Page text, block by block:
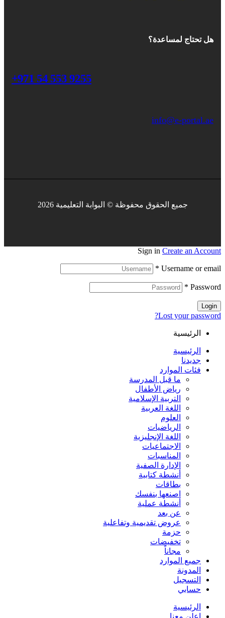
هل تحتاج لمساعدة؟
+971 54 553 9255
info@e-portal.ae
جميع الحقوق محفوظة © البوابة التعليمية 2026
Sign in Create an Account
Username or email
*
Password
*
Login
Lost your password?
الرئيسية
الرئيسية
جديدنا
فئات الموارد
ما قبل المدرسة
رياض الأطفال
التربية الإسلامية
اللغة العربية
العلوم
الرياضيات
اللغة الإنجليزية
الاجتماعيات
المناسبات
الإدارة الصفية
أنشطة كتابية
بطاقات
اصنعها بنفسك
أنشطة عملية
عن بعد
عروض تقديمية وتفاعلية
حزمة
تخفيضات
مجاناً
جميع الموارد
المدونة
التسجيل
حسابي
الرئيسية
اعلن معنا